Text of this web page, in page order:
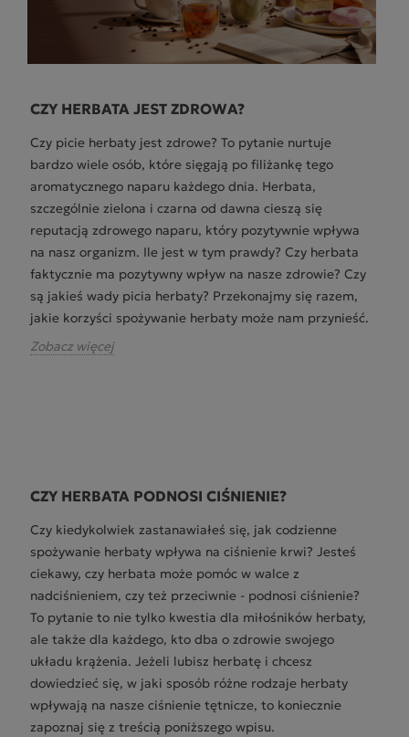
CZY HERBATA JEST ZDROWA?
Czy picie herbaty jest zdrowe? To pytanie nurtuje
bardzo wiele osób, które sięgają po filiżankę tego
aromatycznego naparu każdego dnia. Herbata,
szczególnie zielona i czarna od dawna cieszą się
reputacją zdrowego naparu, który pozytywnie wpływa
na nasz organizm. Ile jest w tym prawdy? Czy herbata
faktycznie ma pozytywny wpływ na nasze zdrowie? Czy
są jakieś wady picia herbaty? Przekonajmy się razem,
jakie korzyści spożywanie herbaty może nam przynieść.
Zobacz więcej
CZY HERBATA PODNOSI CIŚNIENIE?
Czy kiedykolwiek zastanawiałeś się, jak codzienne
spożywanie herbaty wpływa na ciśnienie krwi? Jesteś
ciekawy, czy herbata może pomóc w walce z
nadciśnieniem, czy też przeciwnie - podnosi ciśnienie?
To pytanie to nie tylko kwestia dla miłośników herbaty,
ale także dla każdego, kto dba o zdrowie swojego
układu krążenia. Jeżeli lubisz herbatę i chcesz
dowiedzieć się, w jaki sposób różne rodzaje herbaty
wpływają na nasze ciśnienie tętnicze, to koniecznie
zapoznaj się z treścią poniższego wpisu.